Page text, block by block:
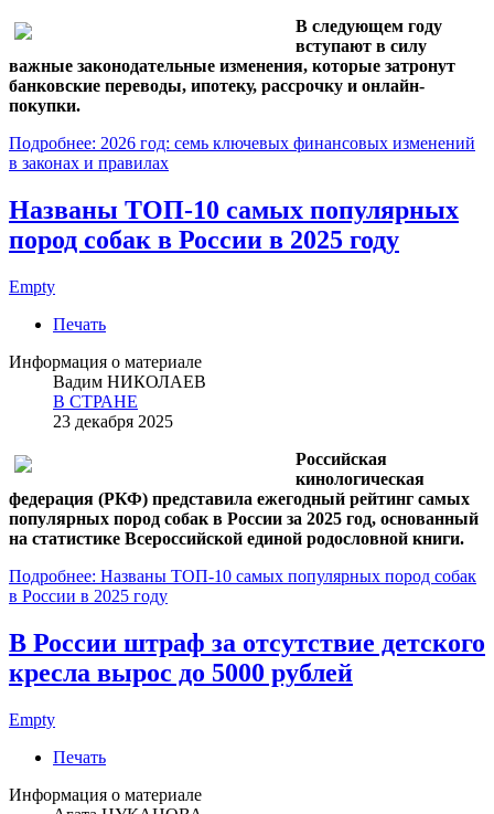
В следующем году
вступают в силу
важные законодательные изменения, которые затронут
банковские переводы, ипотеку, рассрочку и онлайн-
покупки.
Подробнее: 2026 год: семь ключевых финансовых изменений
в законах и правилах
Названы ТОП-10 самых популярных
пород собак в России в 2025 году
Empty
Печать
Информация о материале
Вадим НИКОЛАЕВ
В СТРАНЕ
23 декабря 2025
Российская
кинологическая
федерация (РКФ) представила ежегодный рейтинг самых
популярных пород собак в России за 2025 год, основанный
на статистике Всероссийской единой родословной книги.
Подробнее: Названы ТОП-10 самых популярных пород собак
в России в 2025 году
В России штраф за отсутствие детского
кресла вырос до 5000 рублей
Empty
Печать
Информация о материале